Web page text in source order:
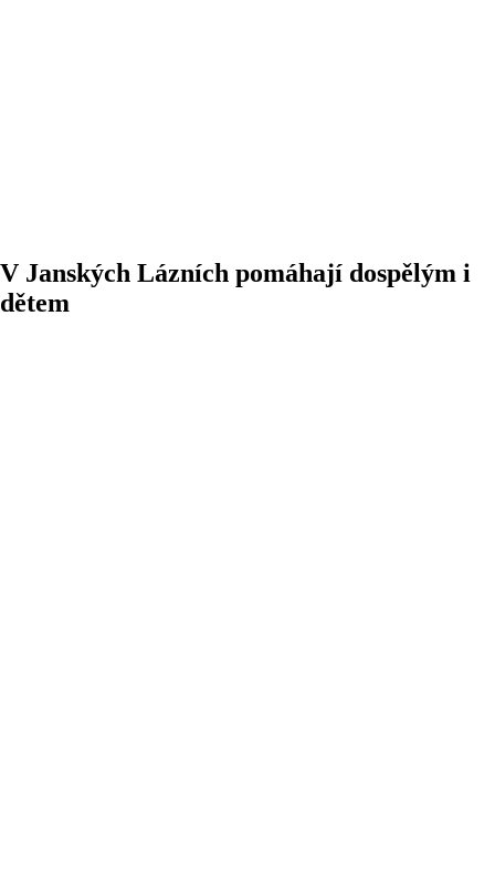
V Janských Lázních pomáhají dospělým i
dětem